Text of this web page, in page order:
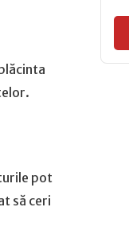
pot
să ceri